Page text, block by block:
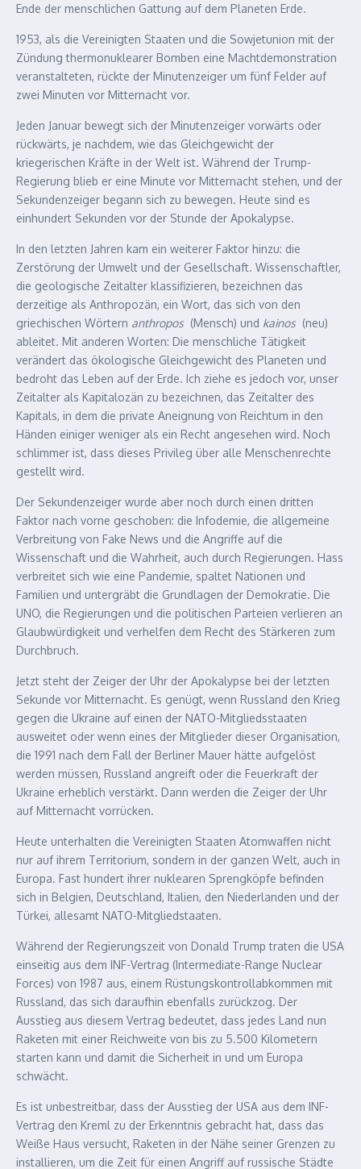
Ende der menschlichen Gattung auf dem Planeten Erde.
1953, als die Vereinigten Staaten und die Sowjetunion mit der
Zündung thermonuklearer Bomben eine Machtdemonstration
veranstalteten, rückte der Minutenzeiger um fünf Felder auf
zwei Minuten vor Mitternacht vor.
Jeden Januar bewegt sich der Minutenzeiger vorwärts oder
rückwärts, je nachdem, wie das Gleichgewicht der
kriegerischen Kräfte in der Welt ist. Während der Trump-
Regierung blieb er eine Minute vor Mitternacht stehen, und der
Sekundenzeiger begann sich zu bewegen. Heute sind es
einhundert Sekunden vor der Stunde der Apokalypse.
In den letzten Jahren kam ein weiterer Faktor hinzu: die
Zerstörung der Umwelt und der Gesellschaft. Wissenschaftler,
die geologische Zeitalter klassifizieren, bezeichnen das
derzeitige als Anthropozän, ein Wort, das sich von den
griechischen Wörtern anthropos (Mensch) und kainos (neu)
ableitet. Mit anderen Worten: Die menschliche Tätigkeit
verändert das ökologische Gleichgewicht des Planeten und
bedroht das Leben auf der Erde. Ich ziehe es jedoch vor, unser
Zeitalter als Kapitalozän zu bezeichnen, das Zeitalter des
Kapitals, in dem die private Aneignung von Reichtum in den
Händen einiger weniger als ein Recht angesehen wird. Noch
schlimmer ist, dass dieses Privileg über alle Menschenrechte
gestellt wird.
Der Sekundenzeiger wurde aber noch durch einen dritten
Faktor nach vorne geschoben: die Infodemie, die allgemeine
Verbreitung von Fake News und die Angriffe auf die
Wissenschaft und die Wahrheit, auch durch Regierungen. Hass
verbreitet sich wie eine Pandemie, spaltet Nationen und
Familien und untergräbt die Grundlagen der Demokratie. Die
UNO, die Regierungen und die politischen Parteien verlieren an
Glaubwürdigkeit und verhelfen dem Recht des Stärkeren zum
Durchbruch.
Jetzt steht der Zeiger der Uhr der Apokalypse bei der letzten
Sekunde vor Mitternacht. Es genügt, wenn Russland den Krieg
gegen die Ukraine auf einen der NATO-Mitgliedsstaaten
ausweitet oder wenn eines der Mitglieder dieser Organisation,
die 1991 nach dem Fall der Berliner Mauer hätte aufgelöst
werden müssen, Russland angreift oder die Feuerkraft der
Ukraine erheblich verstärkt. Dann werden die Zeiger der Uhr
auf Mitternacht vorrücken.
Heute unterhalten die Vereinigten Staaten Atomwaffen nicht
nur auf ihrem Territorium, sondern in der ganzen Welt, auch in
Europa. Fast hundert ihrer nuklearen Sprengköpfe befinden
sich in Belgien, Deutschland, Italien, den Niederlanden und der
Türkei, allesamt NATO-Mitgliedstaaten.
Während der Regierungszeit von Donald Trump traten die USA
einseitig aus dem INF-Vertrag (Intermediate-Range Nuclear
Forces) von 1987 aus, einem Rüstungskontrollabkommen mit
Russland, das sich daraufhin ebenfalls zurückzog. Der
Ausstieg aus diesem Vertrag bedeutet, dass jedes Land nun
Raketen mit einer Reichweite von bis zu 5.500 Kilometern
starten kann und damit die Sicherheit in und um Europa
schwächt.
Es ist unbestreitbar, dass der Ausstieg der USA aus dem INF-
Vertrag den Kreml zu der Erkenntnis gebracht hat, dass das
Weiße Haus versucht, Raketen in der Nähe seiner Grenzen zu
installieren, um die Zeit für einen Angriff auf russische Städte